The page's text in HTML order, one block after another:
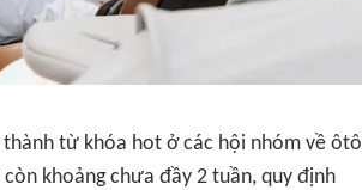
từ khóa hot ở các hội nhóm về ôtô
khoảng chưa đầy 2 tuần, quy định